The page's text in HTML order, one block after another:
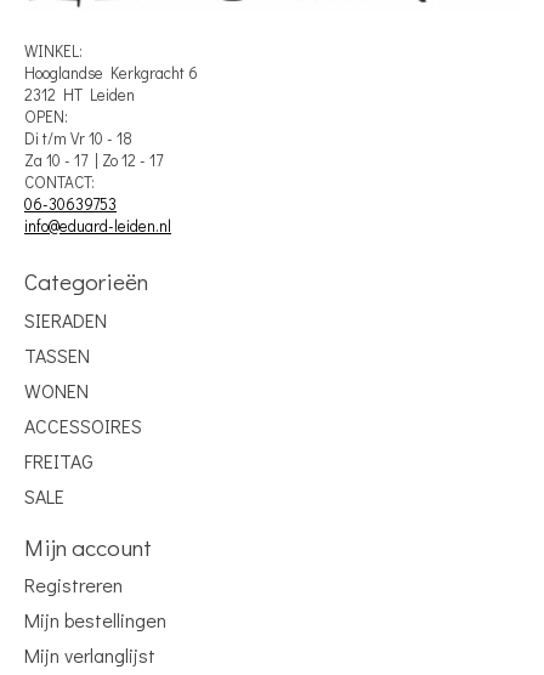
WINKEL:
Hooglandse Kerkgracht 6
2312 HT Leiden
OPEN:
Di t/m Vr 10 - 18
Za 10 - 17 | Zo 12 - 17
CONTACT:
06-30639753
info@eduard-leiden.nl
Categorieën
SIERADEN
TASSEN
WONEN
ACCESSOIRES
FREITAG
SALE
Mijn account
Registreren
Mijn bestellingen
Mijn verlanglijst